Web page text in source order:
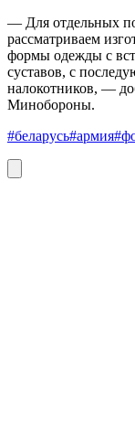
— Для отдельных
рассматриваем
формы одежды с
суставов, с
налокотников, —
Минобороны.
#беларусь#армия